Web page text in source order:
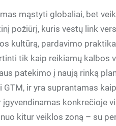
mąstyti globaliai, bet
požiūrį, kuris vestų link
kultūrą, pardavimo
tik kaip reikiamų kalbos
patekimo į naują rinką
GTM, ir yra suprantamas
konkrečioje
kitur veiklos zoną – su